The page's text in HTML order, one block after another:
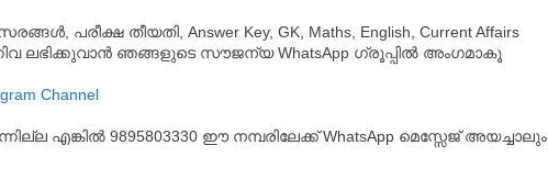
പരീക്ഷ തീയതി, Answer Key, GK, Maths, English, Current Affairs
ലഭിക്കുവാൻ ഞങ്ങളുടെ സൗജന്യ WhatsApp ഗ്രൂപ്പിൽ അംഗമാകൂ
എങ്കിൽ 9895803330 ഈ നമ്പരിലേക്ക് WhatsApp മെസ്സേജ് അയച്ചാലും